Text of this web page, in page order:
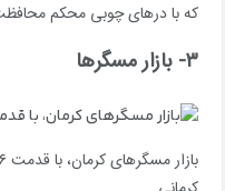
که با درهای چوبی محکم
۳- بازار مسگرها